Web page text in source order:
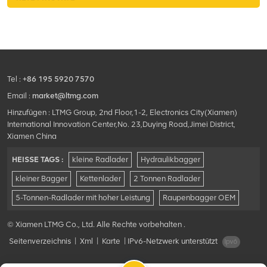
Tel : +86 195 5920 7570
Email : market@ltmg.com
Hinzufügen : LTMG Group, 2nd Floor,1-2, Electronics City(Xiamen)
International Innovation Center,No. 23,Duying Road,Jimei District,
Xiamen China
HEISSE TAGS : kleine Radlader Hydraulikbagger
kleiner Bagger Kettenlader 2 Tonnen Radlader
5-Tonnen-Radlader mit hoher Leistung Raupenbagger OEM
© Xiamen LTMG Co., Ltd. Alle Rechte vorbehalten .
Seitenverzeichnis
Xml Karte IPv6-Netzwerk unterstützt